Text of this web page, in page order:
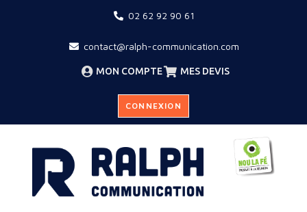
02 62 92 90 61
contact@ralph-communication.com
MON COMPTE MES DEVIS
CONNEXION